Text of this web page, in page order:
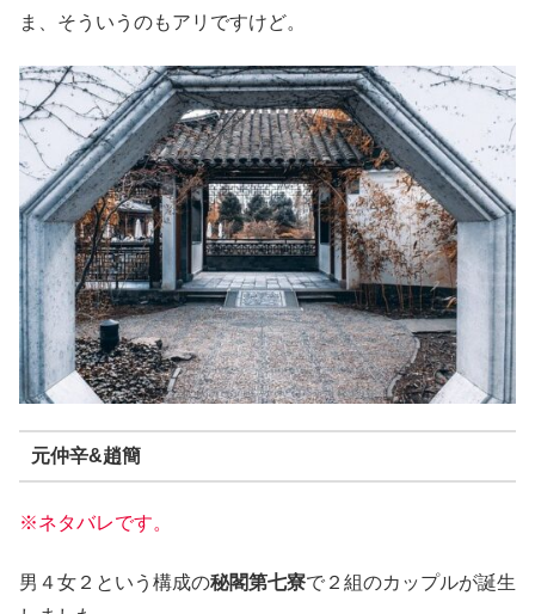
ま、そういうのもアリですけど。
元仲辛&趙簡
※ネタバレです。
男４女２という構成の秘閣第七寮で２組のカップルが誕生